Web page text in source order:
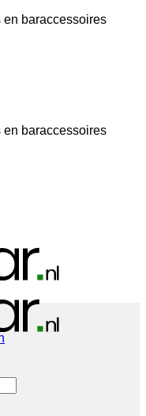
baraccessoires
baraccessoires